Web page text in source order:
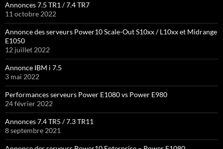
Annonces 7.5 TR1 / 7.4 TR7
11 octobre 2022
Annonce des serveurs Power10 Scale-Out S10xx / L10xx et Midrange
E1050
12 juillet 2022
Annonce IBM i 7.5
3 mai 2022
Performances serveurs Power E1080 vs Power E980
24 février 2022
Annonces 7.4 TR5 / 7.3 TR11
8 septembre 2021